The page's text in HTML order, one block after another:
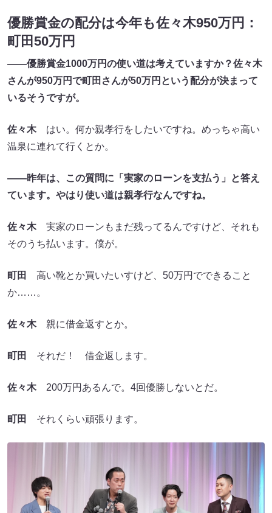
優勝賞金の配分は今年も佐々木950万円：
町田50万円
――優勝賞金1000万円の使い道は考えていますか？佐々木
さんが950万円で町田さんが50万円という配分が決まって
いるそうですが。
佐々木はい。何か親孝行をしたいですね。めっちゃ高い
温泉に連れて行くとか。
――昨年は、この質問に「実家のローンを支払う」と答え
ています。やはり使い道は親孝行なんですね。
佐々木実家のローンもまだ残ってるんですけど、それも
そのうち払います。僕が。
町田
高い靴とか買いたいすけど、50万円でできること
か……。
佐々木親に借金返すとか。
町田 それだ！ 借金返します。
佐々木200万円あるんで。4回優勝しないとだ。
町田 それくらい頑張ります。